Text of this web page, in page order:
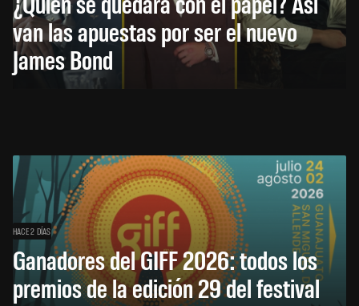
van las apuestas por ser el nuevo
James Bond
HACE 2 DÍAS
Ganadores del GIFF 2026: todos los
premios de la edición 29 del festival